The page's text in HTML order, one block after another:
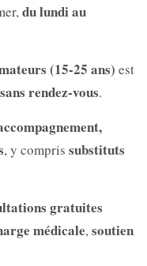
du lundi au
(15-25 ans) est
rendez-vous.
, y compris substituts
gratuites
médicale, soutien